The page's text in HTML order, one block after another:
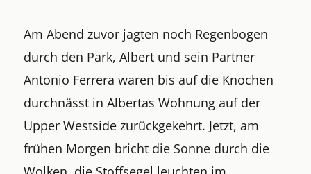
Am Abend zuvor jagten noch Regenbogen
durch den Park, Albert und sein Partner
Antonio Ferrera waren bis auf die Knochen
durchnässt in Albertas Wohnung auf der
Upper Westside zurückgekehrt. Jetzt, am
frühen Morgen bricht die Sonne durch die